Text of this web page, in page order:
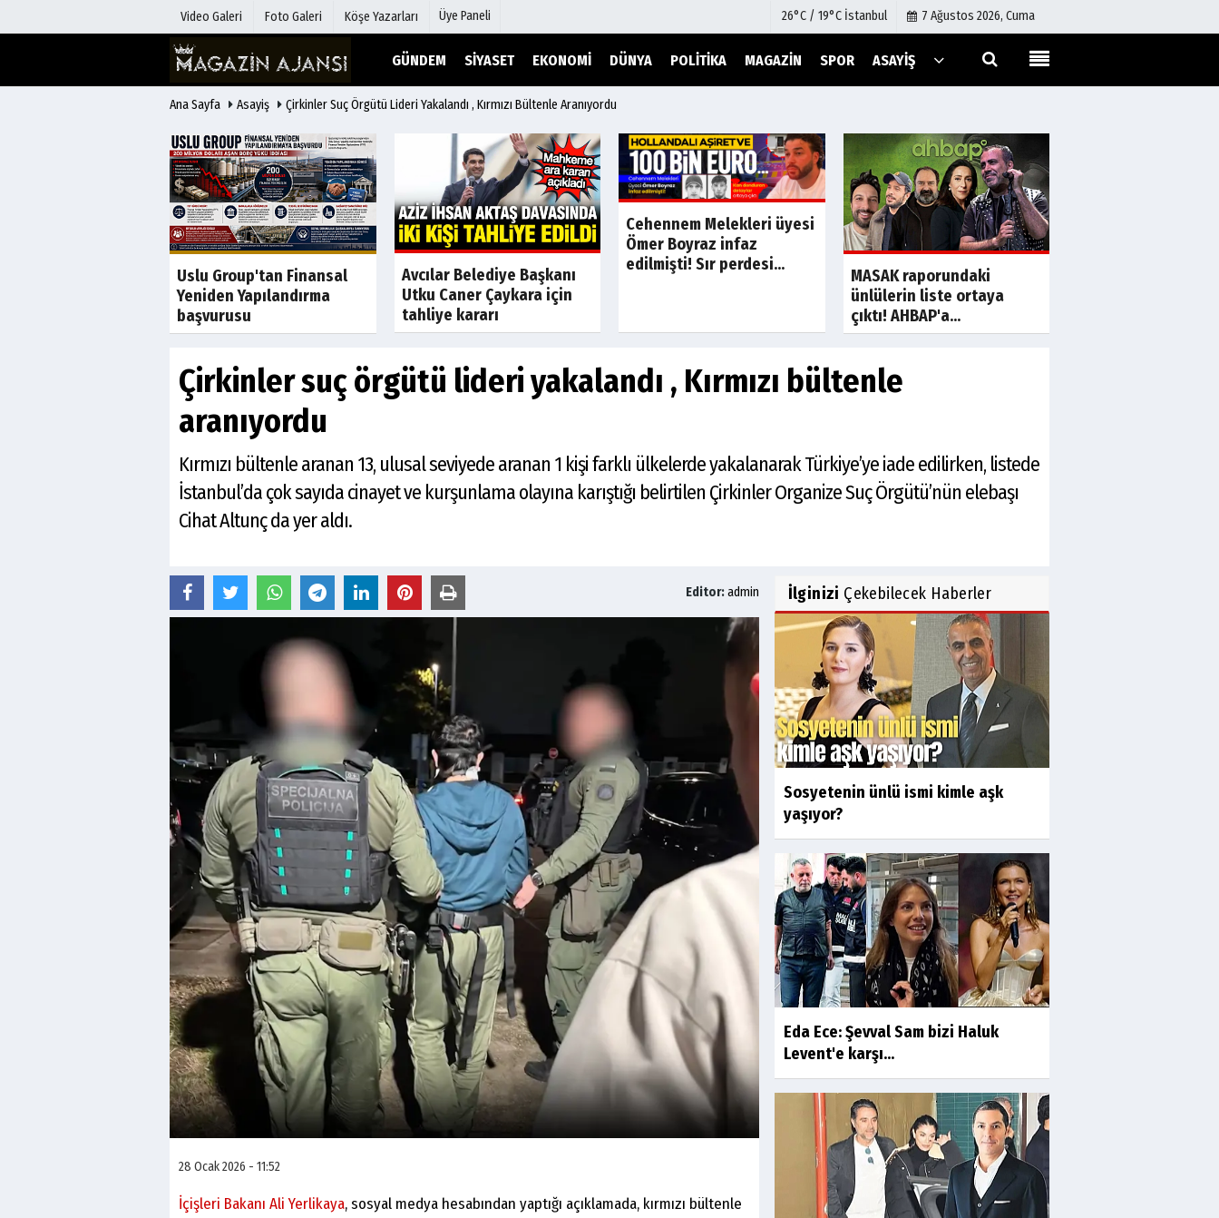
Video Galeri Foto Galeri Köşe Yazarları Üye Paneli 26°C / 19°C İstanbul 7 Ağustos 2026, Cuma
GÜNDEM SIYASET EKONOMI DÜNYA POLITIKA MAGAZIN SPOR ASAYIŞ
Hava Durumu
Gazete Manşetleri
Anketler
Biyografiler
Video Galeri
Foto Galeri
Etkinlikler
İletişim
Çerez Politikası
Gizlilik İlkeleri
Ana Sayfa Asayiş Çirkinler Suç Örgütü Lideri Yakalandı , Kırmızı Bültenle Aranıyordu
Son Dakika
Uslu Group'tan Finansal
Yeniden Yapılandırma
başvurusu
Son Dakika
Avcılar Belediye Başkanı
Utku Caner Çaykara için
tahliye kararı
Son Dakika
Cehennem Melekleri üyesi
Ömer Boyraz infaz
edilmişti! Sır perdesi...
MASAK raporundaki
ünlülerin liste ortaya
çıktı! AHBAP'a...
Çirkinler suç örgütü lideri yakalandı , Kırmızı bültenle
aranıyordu
Kırmızı bültenle aranan 13, ulusal seviyede aranan 1 kişi farklı ülkelerde yakalanarak Türkiye’ye iade edilirken, listede
İstanbul’da çok sayıda cinayet ve kurşunlama olayına karıştığı belirtilen Çirkinler Organize Suç Örgütü’nün elebaşı
Cihat Altunç da yer aldı.
Editor:admin
28 Ocak 2026 - 11:52
İçişleri Bakanı Ali Yerlikaya, sosyal medya hesabından yaptığı açıklamada, kırmızı bültenle
İlginizi Çekebilecek Haberler
Sosyetenin ünlü ismi kimle aşk
yaşıyor?
Eda Ece: Şevval Sam bizi Haluk
Levent'e karşı...